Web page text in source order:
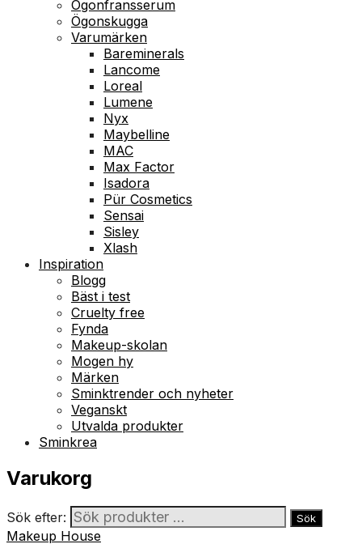
Ögonfransserum
Ögonskugga
Varumärken
Bareminerals
Lancome
Loreal
Lumene
Nyx
Maybelline
MAC
Max Factor
Isadora
Pür Cosmetics
Sensai
Sisley
Xlash
Inspiration
Blogg
Bäst i test
Cruelty free
Fynda
Makeup-skolan
Mogen hy
Märken
Sminktrender och nyheter
Veganskt
Utvalda produkter
Sminkrea
Varukorg
Sök efter: Sök
Makeup House